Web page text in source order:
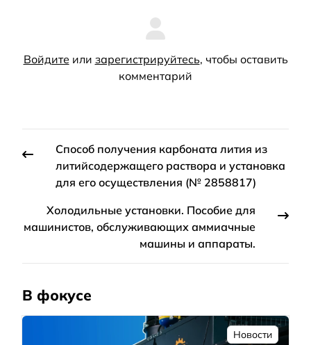
Войдите или зарегистрируйтесь, чтобы оставить
комментарий
Способ получения карбоната лития из
литийсодержащего раствора и установка
для его осуществления (№ 2858817)
Холодильные установки. Пособие для
машинистов, обслуживающих аммиачные
машины и аппараты.
В фокусе
Новости